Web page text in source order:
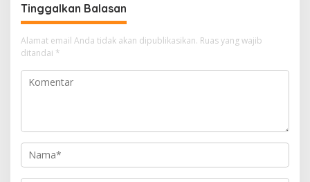
Tinggalkan Balasan
Alamat email Anda tidak akan dipublikasikan. Ruas yang wajib
ditandai *